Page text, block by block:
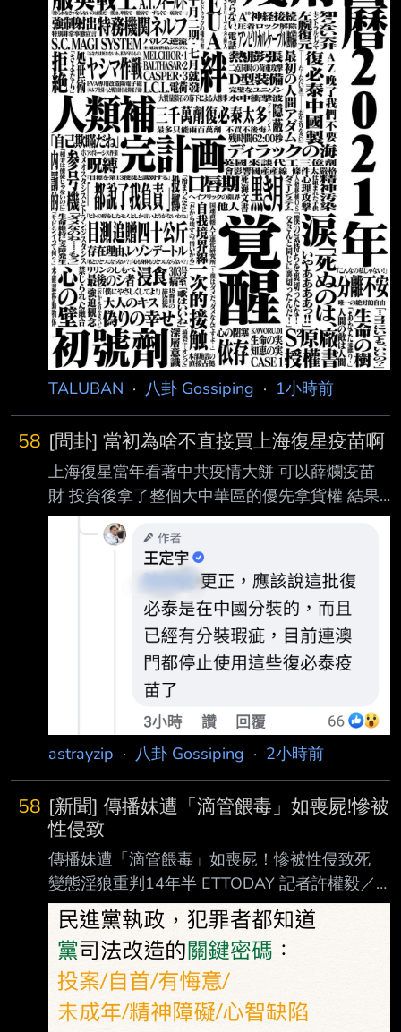
有助大的貢獻 至於慈濟可能被騙 那也只能說它
們買疫苗的心太急迫了 但全程慈濟都是良善的
一方啊 那到底要質疑慈濟什
麼?????????????????? 難道是因為慈濟害了高端
嗎? --
TALUBAN · 八卦 Gossiping · 1小時前
58 [問卦] 當初為啥不直接買上海復星疫苗啊
上海復星當年看著中共疫情大餅 可以薛爛疫苗
財 投資後拿了整個大中華區的優先拿貨權 結果
中共表示我們要挺國產 打科興 於是上海復星哭
爛沒辦法發大財 這時候剛好台灣可以直接跑過
去說我們吃下來 上海復星這個機會完全可以讓
我們變成世界上前幾好拿貨的區域 為啥當初不
最開始知道阿共要硬推科興 藉機直接買上海復
星代理的疫苗阿 可以提早好幾個月拿到貨欸 最
後不管成人疫苗還是兒童疫苗 還不是要找復星
簽約 這不是越早買到越好嗎 -- 最後都是跟復星
簽約阿 他獨家代理商 還不是買了 只是一開始直
接喬可以第一季就拿到超過一千萬劑
astrayzip · 八卦 Gossiping · 2小時前
58 [新聞] 傳播妹遭「滴管餵毒」如喪屍!慘被
性侵致
傳播妹遭「滴管餵毒」如喪屍！慘被性侵致死
變態淫狼重判14年半 ETTODAY 記者許權毅／
台中報導 台中市一名王男對傳播妹「滴管餵
毒」，更在摩鐵內性侵女子，導致女子因藥物過
量暴斃 身亡，被以加重強制性交致死等多罪起
訴。經中院不公開審理，全案今日（7日）上午
10 點宣判，王男被依錄影並以藥劑犯強制性交